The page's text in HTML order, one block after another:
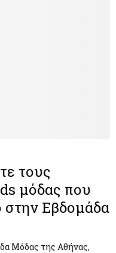
τους
μόδας που
Εβδομάδα
Μόδας της Αθήνας,